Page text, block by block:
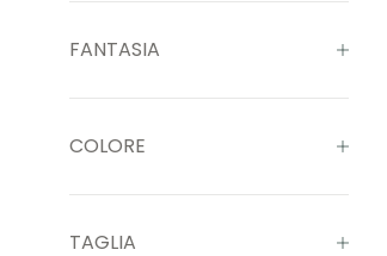
FANTASIA
COLORE
TAGLIA